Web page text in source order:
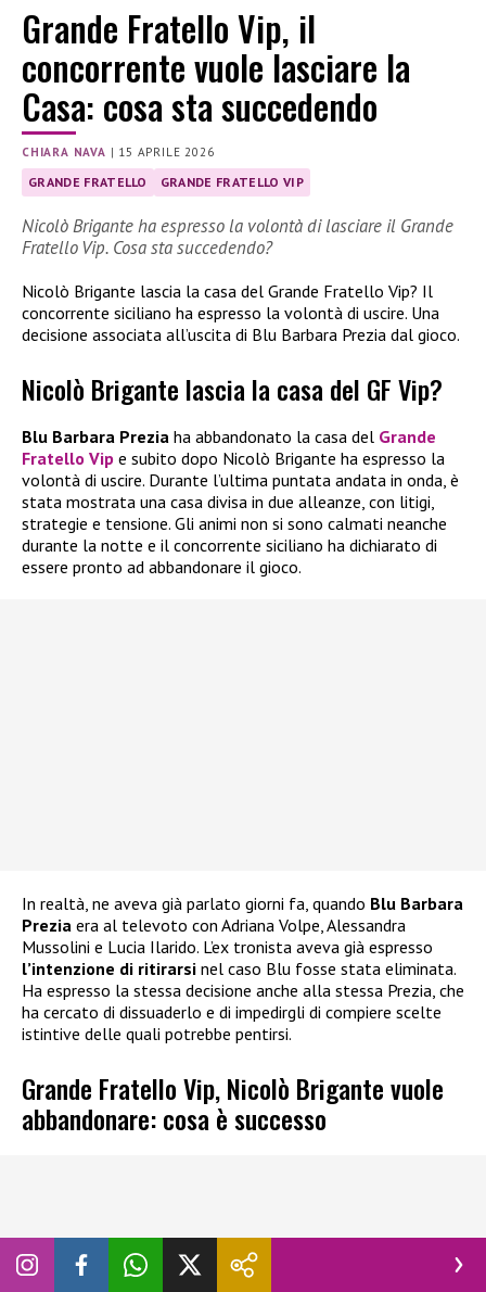
Grande Fratello Vip, il
concorrente vuole lasciare la
Casa: cosa sta succedendo
CHIARA NAVA | 15 APRILE 2026
GRANDE FRATELLO GRANDE FRATELLO VIP
Nicolò Brigante ha espresso la volontà di lasciare il Grande
Fratello Vip. Cosa sta succedendo?
Nicolò Brigante lascia la casa del Grande Fratello Vip? Il
concorrente siciliano ha espresso la volontà di uscire. Una
decisione associata all’uscita di Blu Barbara Prezia dal gioco.
Nicolò Brigante lascia la casa del GF Vip?
Blu Barbara Prezia ha abbandonato la casa del Grande
Fratello Vip e subito dopo Nicolò Brigante ha espresso la
volontà di uscire. Durante l’ultima puntata andata in onda, è
stata mostrata una casa divisa in due alleanze, con litigi,
strategie e tensione. Gli animi non si sono calmati neanche
durante la notte e il concorrente siciliano ha dichiarato di
essere pronto ad abbandonare il gioco.
In realtà, ne aveva già parlato giorni fa, quando Blu Barbara
Prezia era al televoto con Adriana Volpe, Alessandra
Mussolini e Lucia Ilarido. L’ex tronista aveva già espresso
l’intenzione di ritirarsi nel caso Blu fosse stata eliminata.
Ha espresso la stessa decisione anche alla stessa Prezia, che
ha cercato di dissuaderlo e di impedirgli di compiere scelte
istintive delle quali potrebbe pentirsi.
Grande Fratello Vip, Nicolò Brigante vuole
abbandonare: cosa è successo